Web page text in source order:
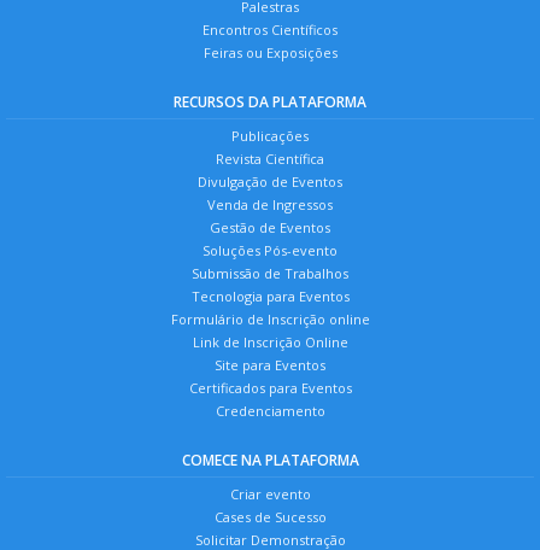
Palestras
Encontros Científicos
Feiras ou Exposições
RECURSOS DA PLATAFORMA
Publicações
Revista Científica
Divulgação de Eventos
Venda de Ingressos
Gestão de Eventos
Soluções Pós-evento
Submissão de Trabalhos
Tecnologia para Eventos
Formulário de Inscrição online
Link de Inscrição Online
Site para Eventos
Certificados para Eventos
Credenciamento
COMECE NA PLATAFORMA
Criar evento
Cases de Sucesso
Solicitar Demonstração